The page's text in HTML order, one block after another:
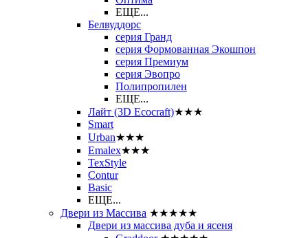
ЕЩЕ...
Белвуддорс
серия Гранд
серия Формованная Экошпон
серия Премиум
серия Эвопро
Полипропилен
ЕЩЕ...
Лайт (3D Ecocraft)★★★
Smart
Urban★★★
Emalex★★★
TexStyle
Contur
Basic
ЕЩЕ...
Двери из Массива ★★★★★
Двери из массива дуба и ясеня